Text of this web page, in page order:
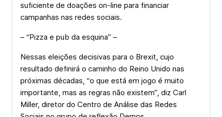
suficiente de doações on-line para financiar
campanhas nas redes sociais.
– “Pizza e pub da esquina” –
Nessas eleições decisivas para o Brexit, cujo
resultado definirá o caminho do Reino Unido nas
próximas décadas, “o que está em jogo é muito
importante, mas as regras não existem”, diz Carl
Miller, diretor do Centro de Análise das Redes